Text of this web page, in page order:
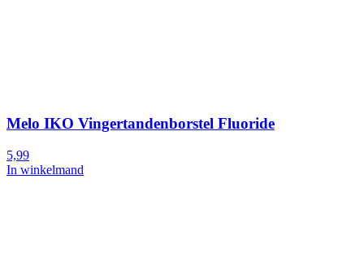
Melo IKO Vingertandenborstel Fluoride
5,99
In winkelmand